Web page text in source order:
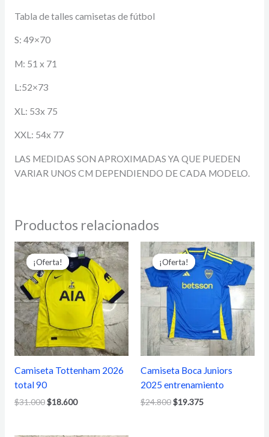
Tabla de talles camisetas de fútbol
S: 49×70
M: 51 x 71
L:52×73
XL: 53x 75
XXL: 54x 77
LAS MEDIDAS SON APROXIMADAS YA QUE PUEDEN
VARIAR UNOS CM DEPENDIENDO DE CADA MODELO.
Productos relacionados
¡Oferta!
¡Oferta!
Camiseta Tottenham 2026
total 90
$31.000
El
precio
original
era:
$31.000.
$18.600
El
precio
actual
$18.600.
¡Oferta!
¡Oferta!
Camiseta Boca Juniors
2025 entrenamiento
$24.800
El
precio
original
era:
$24.800.
$19.375
El
precio
actual
es:
$19.375.